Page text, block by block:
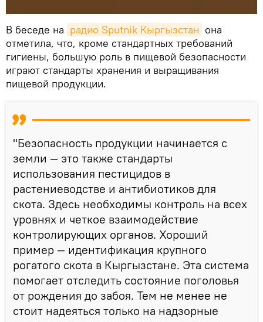
В беседе на радио Sputnik Кыргызстан она
отметила, что, кроме стандартных требований
гигиены, большую роль в пищевой безопасности
играют стандарты хранения и выращивания
пищевой продукции.
"Безопасность продукции начинается с
земли — это также стандарты
использования пестицидов в
растениеводстве и антибиотиков для
скота. Здесь необходимы контроль на всех
уровнях и четкое взаимодействие
контролирующих органов. Хороший
пример — идентификация крупного
рогатого скота в Кыргызстане. Эта система
помогает отследить состояние поголовья
от рождения до забоя. Тем не менее не
стоит надеяться только на надзорные